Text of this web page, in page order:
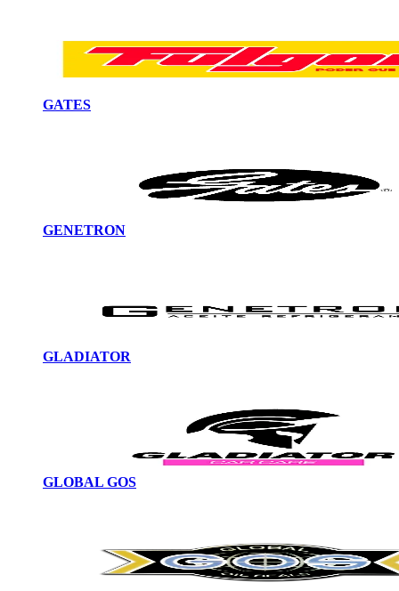
GATES
GENETRON
GLADIATOR
GLOBAL GOS